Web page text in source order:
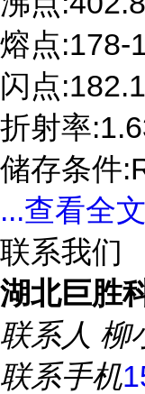
熔点:178-
闪点
折射率
储存条件
...查看全
联系我们
湖北巨胜
联系人 柳
联系手机